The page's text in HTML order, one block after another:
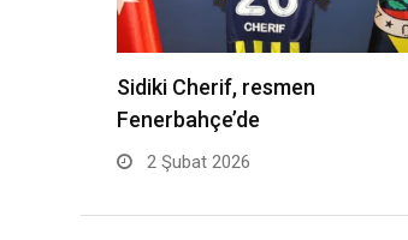
Sidiki Cherif, resmen
Fenerbahçe’de
2 Şubat 2026